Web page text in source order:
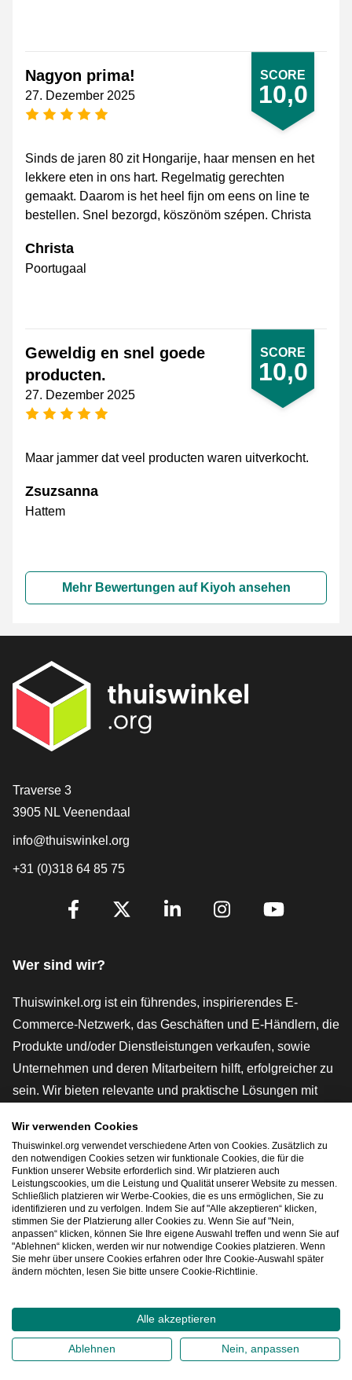
SCORE
10,0
Nagyon prima!
27. Dezember 2025
[_General:NumberOfStarsPluralFormat]
Sinds de jaren 80 zit Hongarije, haar mensen en het
lekkere eten in ons hart. Regelmatig gerechten
gemaakt. Daarom is het heel fijn om eens on line te
bestellen. Snel bezorgd, köszönöm szépen. Christa
Christa
Poortugaal
SCORE
10,0
Geweldig en snel goede
producten.
27. Dezember 2025
[_General:NumberOfStarsPluralFormat]
Maar jammer dat veel producten waren uitverkocht.
Zsuzsanna
Hattem
Mehr Bewertungen auf Kiyoh ansehen
[_General:Contact]
Traverse 3
3905 NL Veenendaal
info@thuiswinkel.org
+31 (0)318 64 85 75
[_General:SocialMediaTitle]
Wer sind wir?
Thuiswinkel.org ist ein führendes, inspirierendes E-
Commerce-Netzwerk, das Geschäften und E-Händlern, die
Produkte und/oder Dienstleistungen verkaufen, sowie
Unternehmen und deren Mitarbeitern hilft, erfolgreicher zu
sein. Wir bieten relevante und praktische Lösungen mit
rechtlichen Instrumenten und Beratung,
Interessenvertretung, Marktforschung und verfügen über
eine eigene Bildungsplattform, die Thuiswinkel e-
Academy.
Schnelles Navigieren
2026©Thuiswinkel.org
Datenschutzerklärung Cookie-Erklärung
Wir verwenden Cookies
Thuiswinkel.org verwendet verschiedene Arten von Cookies. Zusätzlich zu
den notwendigen Cookies setzen wir funktionale Cookies, die für die
Funktion unserer Website erforderlich sind. Wir platzieren auch
Leistungscookies, um die Leistung und Qualität unserer Website zu messen.
Schließlich platzieren wir Werbe-Cookies, die es uns ermöglichen, Sie zu
identifizieren und zu verfolgen. Indem Sie auf "Alle akzeptieren“ klicken,
stimmen Sie der Platzierung aller Cookies zu. Wenn Sie auf "Nein,
anpassen“ klicken, können Sie Ihre eigene Auswahl treffen und wenn Sie auf
"Ablehnen“ klicken, werden wir nur notwendige Cookies platzieren. Wenn
Sie mehr über unsere Cookies erfahren oder Ihre Cookie-Auswahl später
ändern möchten, lesen Sie bitte unsere Cookie-Richtlinie.
Alle akzeptieren
Ablehnen Nein, anpassen